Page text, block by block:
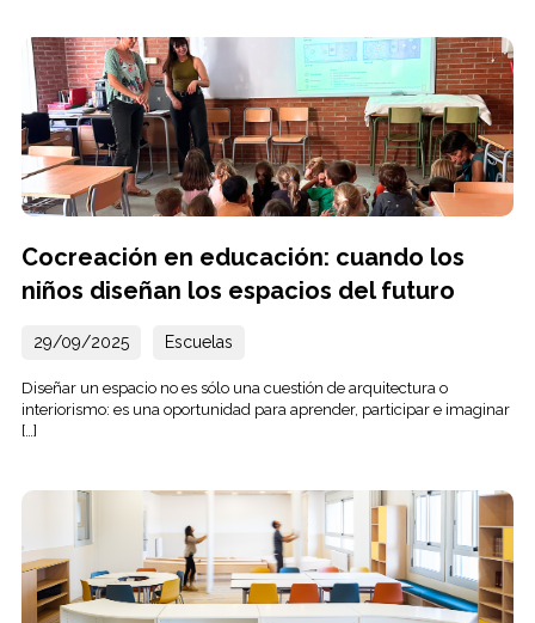
Cocreación en educación: cuando los
niños diseñan los espacios del futuro
29/09/2025 Escuelas
Diseñar un espacio no es sólo una cuestión de arquitectura o
interiorismo: es una oportunidad para aprender, participar e imaginar
[…]